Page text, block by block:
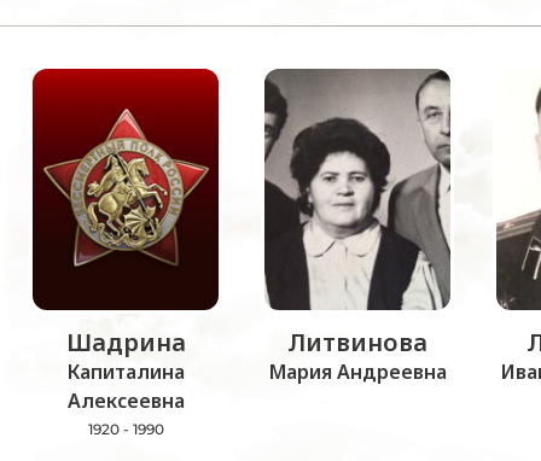
Шадрина
Капиталина
Алексеевна
1920 - 1990
Литвинова
Мария Андреевна